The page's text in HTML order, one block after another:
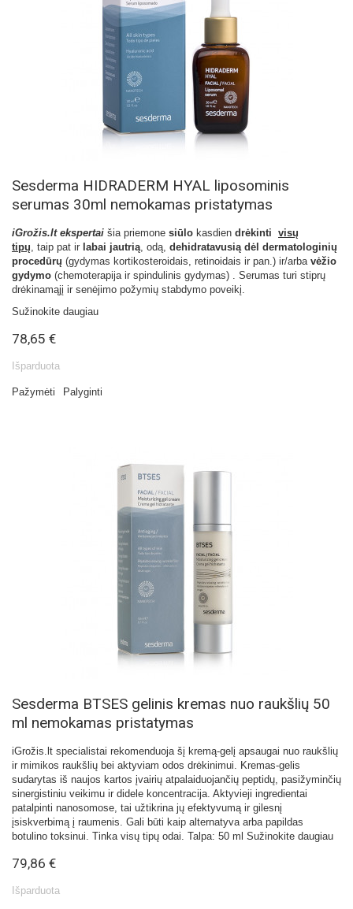
Sesderma HIDRADERM HYAL liposominis
serumas 30ml nemokamas pristatymas
iGrožis.lt ekspertai šia priemone siūlo kasdien drėkinti visų
tipų , taip pat ir labai jautrią , odą, dehidratavusią dėl dermatologinių
procedūrų (gydymas kortikosteroidais, retinoidais ir pan.) ir/arba vėžio
gydymo (chemoterapija ir spindulinis gydymas) . Serumas turi stiprų
drėkinamąjį ir senėjimo požymių stabdymo poveikį.
Sužinokite daugiau
78,65 €
Išparduota
Pažymėti Palyginti
Sesderma BTSES gelinis kremas nuo raukšlių 50
ml nemokamas pristatymas
iGrožis.lt specialistai rekomenduoja šį kremą-gelį apsaugai nuo raukšlių
ir mimikos raukšlių bei aktyviam odos drėkinimui. Kremas-gelis
sudarytas iš naujos kartos įvairių atpalaiduojančių peptidų, pasižyminčių
sinergistiniu veikimu ir didele koncentracija. Aktyvieji ingredientai
patalpinti nanosomose, tai užtikrina jų efektyvumą ir gilesnį
įsiskverbimą į raumenis. Gali būti kaip alternatyva arba papildas
botulino toksinui. Tinka visų tipų odai. Talpa: 50 ml Sužinokite daugiau
79,86 €
Išparduota